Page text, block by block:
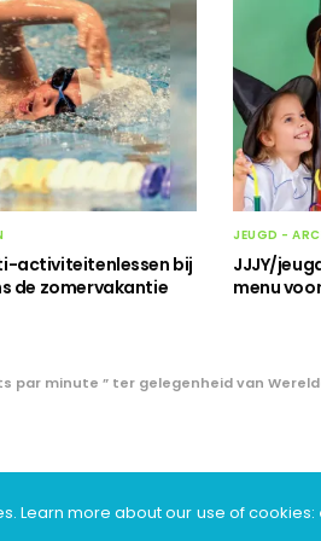
activiteitenlessen bij
de zomervakantie
JEUGD -
JJJY/
menu
par minute ” ter gelegenheid van
“120
Learn more about our use of cookies: